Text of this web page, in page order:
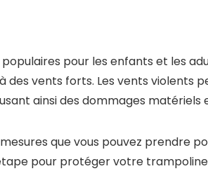
pour les enfants et les
des vents forts. Les vents violents
ainsi des dommages matériels
que vous pouvez prendre
pour protéger votre